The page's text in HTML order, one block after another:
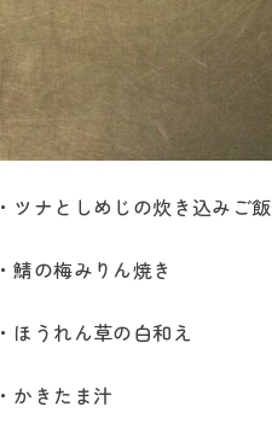
・ツナとしめじの炊き込みご飯
・鯖の梅みりん焼き
・ほうれん草の白和え
・かきたま汁